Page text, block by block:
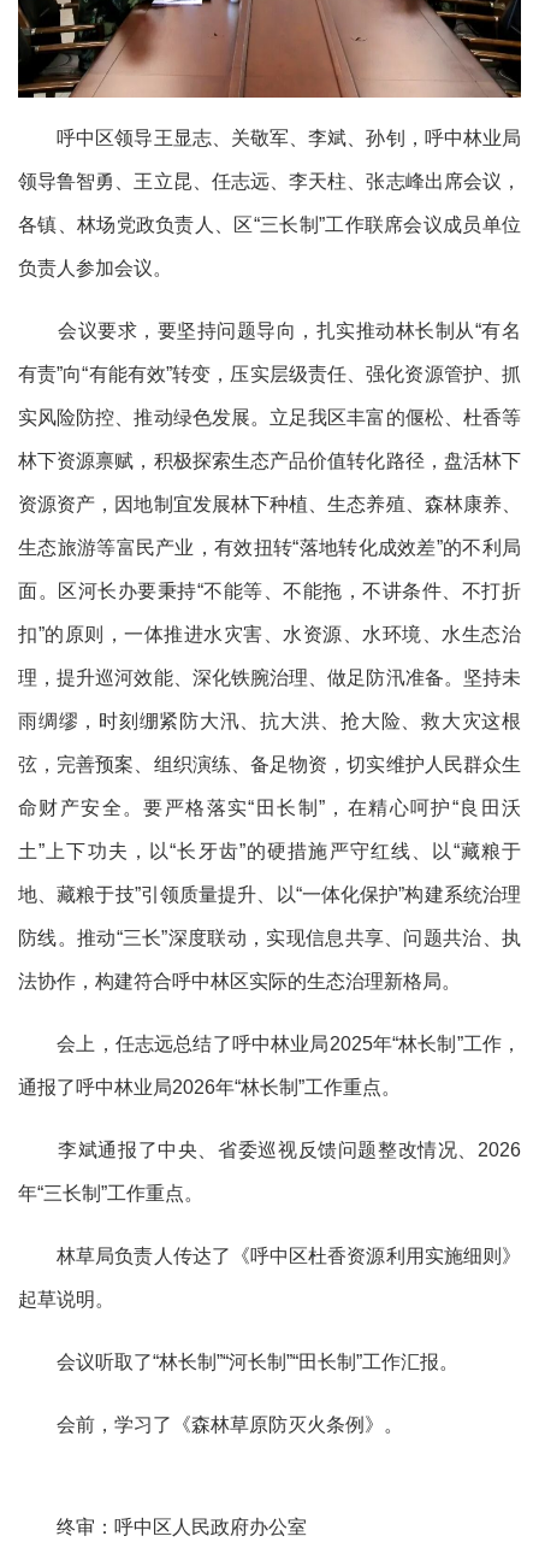
呼中区领导王显志、关敬军、李斌、孙钊，呼中林业局
领导鲁智勇、王立昆、任志远、李天柱、张志峰出席会议，
各镇、林场党政负责人、区“三长制”工作联席会议成员单位
负责人参加会议。
会议要求，要坚持问题导向，扎实推动林长制从“有名
有责”向“有能有效”转变，压实层级责任、强化资源管护、抓
实风险防控、推动绿色发展。立足我区丰富的偃松、杜香等
林下资源禀赋，积极探索生态产品价值转化路径，盘活林下
资源资产，因地制宜发展林下种植、生态养殖、森林康养、
生态旅游等富民产业，有效扭转“落地转化成效差”的不利局
面。区河长办要秉持“不能等、不能拖，不讲条件、不打折
扣”的原则，一体推进水灾害、水资源、水环境、水生态治
理，提升巡河效能、深化铁腕治理、做足防汛准备。坚持未
雨绸缪，时刻绷紧防大汛、抗大洪、抢大险、救大灾这根
弦，完善预案、组织演练、备足物资，切实维护人民群众生
命财产安全。要严格落实“田长制”，在精心呵护“良田沃
土”上下功夫，以“长牙齿”的硬措施严守红线、以“藏粮于
地、藏粮于技”引领质量提升、以“一体化保护”构建系统治理
防线。推动“三长”深度联动，实现信息共享、问题共治、执
法协作，构建符合呼中林区实际的生态治理新格局。
会上，任志远总结了呼中林业局2025年“林长制”工作，
通报了呼中林业局2026年“林长制”工作重点。
李斌通报了中央、省委巡视反馈问题整改情况、2026
年“三长制”工作重点。
林草局负责人传达了《呼中区杜香资源利用实施细则》
起草说明。
会议听取了“林长制”“河长制”“田长制”工作汇报。
会前，学习了《森林草原防灭火条例》。
终审： 呼中区人民政府办公室